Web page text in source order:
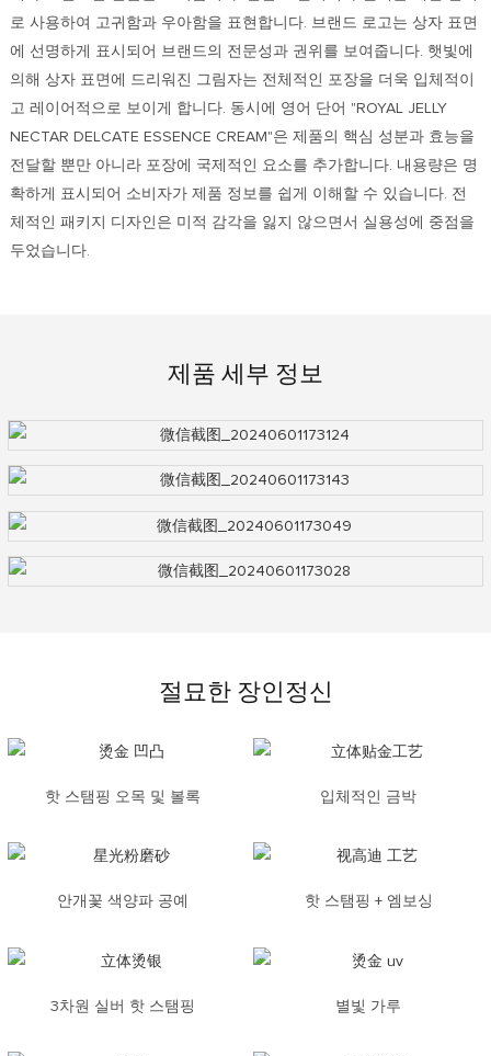
로 사용하여 고귀함과 우아함을 표현합니다. 브랜드 로고는 상자 표면
에 선명하게 표시되어 브랜드의 전문성과 권위를 보여줍니다. 햇빛에
의해 상자 표면에 드리워진 그림자는 전체적인 포장을 더욱 입체적이
고 레이어적으로 보이게 합니다. 동시에 영어 단어 "ROYAL JELLY
NECTAR DELCATE ESSENCE CREAM"은 제품의 핵심 성분과 효능을
전달할 뿐만 아니라 포장에 국제적인 요소를 추가합니다. 내용량은 명
확하게 표시되어 소비자가 제품 정보를 쉽게 이해할 수 있습니다. 전
체적인 패키지 디자인은 미적 감각을 잃지 않으면서 실용성에 중점을
두었습니다.
제품 세부 정보
절묘한 장인정신
핫 스탬핑 오목 및 볼록 입체적인 금박
안개꽃 색양파 공예 핫 스탬핑 + 엠보싱
3차원 실버 핫 스탬핑 별빛 가루